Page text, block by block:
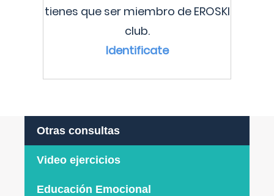
tienes que ser miembro de EROSKI
club.
Identificate
Otras consultas
Video ejercicios
Educación Emocional